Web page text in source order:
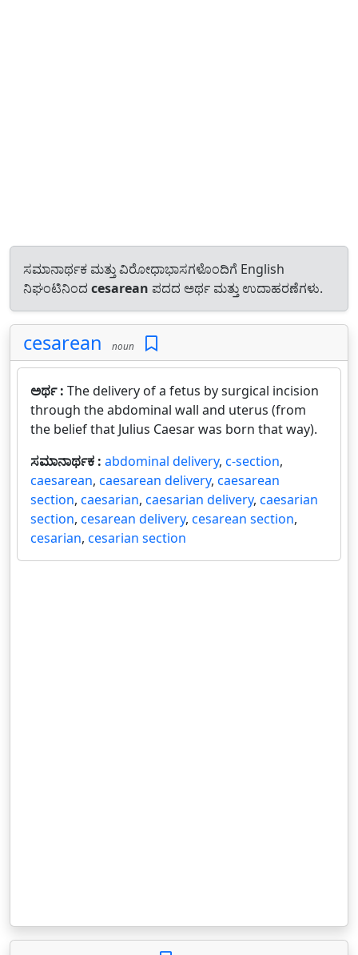
ಸಮಾನಾರ್ಥಕ ಮತ್ತು ವಿರೋಧಾಭಾಸಗಳೊಂದಿಗೆ English
ನಿಘಂಟಿನಿಂದ cesarean ಪದದ ಅರ್ಥ ಮತ್ತು ಉದಾಹರಣೆಗಳು.
cesarean noun
ಅರ್ಥ : The delivery of a fetus by surgical incision
through the abdominal wall and uterus (from
the belief that Julius Caesar was born that way).
ಸಮಾನಾರ್ಥಕ : abdominal delivery, c-section,
caesarean, caesarean delivery, caesarean
section, caesarian, caesarian delivery, caesarian
section, cesarean delivery, cesarean section,
cesarian, cesarian section